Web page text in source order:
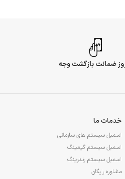
خدمات ما
اسمبل سیستم های سازمانی
اسمبل سیستم گیمینگ
اسمبل سیستم رندرینگ
مشاوره رایگان